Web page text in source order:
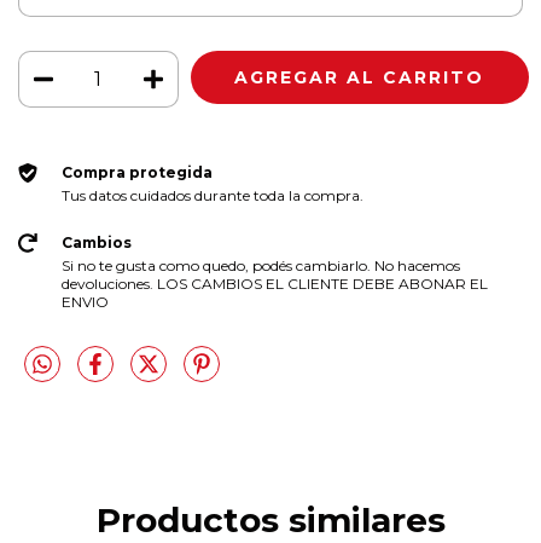
Compra protegida
Tus datos cuidados durante toda la compra.
Cambios
Si no te gusta como quedo, podés cambiarlo. No hacemos
devoluciones. LOS CAMBIOS EL CLIENTE DEBE ABONAR EL
ENVIO
Productos similares